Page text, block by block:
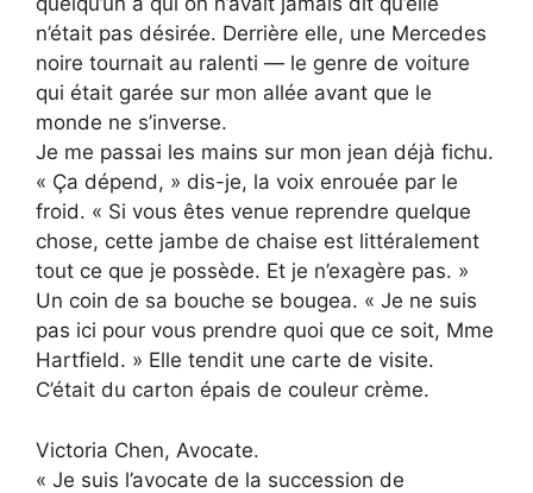
n’était pas désirée. Derrière elle, une Mercedes
noire tournait au ralenti — le genre de voiture
qui était garée sur mon allée avant que le
monde ne s’inverse.
Je me passai les mains sur mon jean déjà fichu.
« Ça dépend, » dis-je, la voix enrouée par le
froid. « Si vous êtes venue reprendre quelque
chose, cette jambe de chaise est littéralement
tout ce que je possède. Et je n’exagère pas. »
Un coin de sa bouche se bougea. « Je ne suis
pas ici pour vous prendre quoi que ce soit, Mme
Hartfield. » Elle tendit une carte de visite.
C’était du carton épais de couleur crème.
Victoria Chen, Avocate.
« Je suis l’avocate de la succession de